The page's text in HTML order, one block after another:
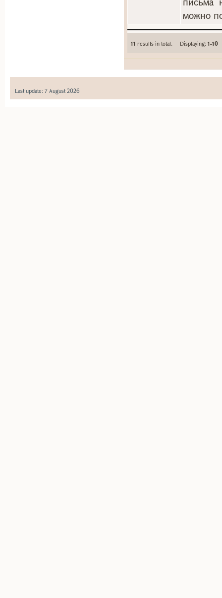
можно
11 results in total. Displaying:1-10
Last update: 7 August 2026